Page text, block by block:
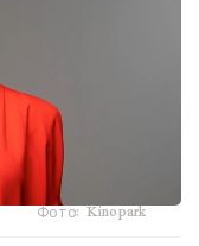
Фото: Kinopark